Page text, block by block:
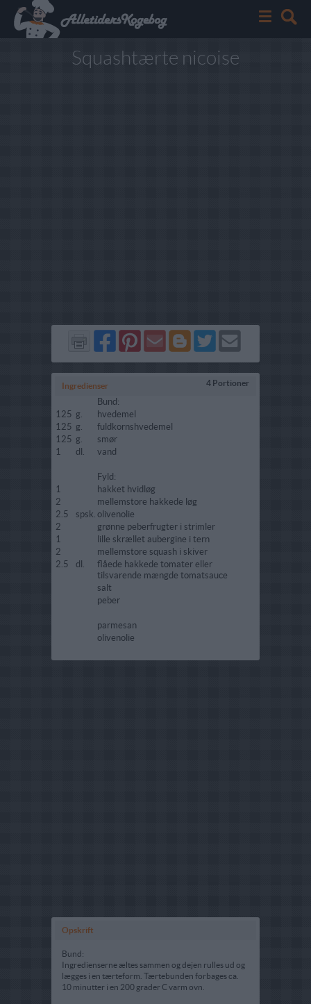
Squashtærte nicoise
Del
på
Facebook
Del
på
Pinterest
Send
via
GMail
Del
på
Blogger
Del
på
Twitter
Send
Ingredienser 4 Portioner
Bund:
125 g.
hvedemel
125 g.
fuldkornshvedemel
125 g.
smør
1
dl. vand
Fyld:
1
hakket hvidløg
2
mellemstore hakkede løg
2.5
spsk. olivenolie
2
grønne peberfrugter i strimler
1
lille skrællet aubergine i tern
2
mellemstore squash i skiver
2.5
dl.
flåede hakkede tomater eller
tilsvarende mængde tomatsauce
salt
peber
parmesan
olivenolie
Opskrift
Bund:
Ingredienserne æltes sammen og dejen rulles ud og
lægges i en tærteform. Tærtebunden forbages ca.
10 minutter i en 200 grader C varm ovn.